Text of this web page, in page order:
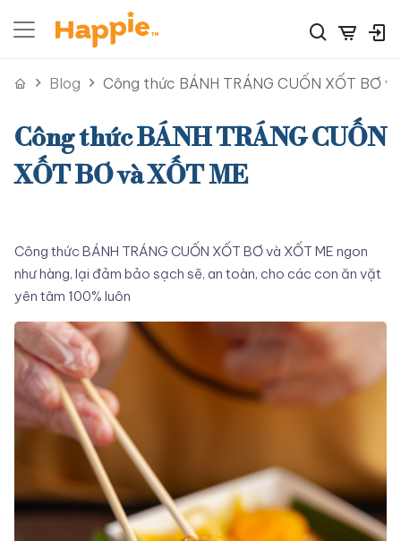
Blog Công thức BÁNH TRÁNG CUỐN XỐT BƠ
Công thức BÁNH TRÁNG CUỐN
XỐT BƠ và XỐT ME
Công thức BÁNH TRÁNG CUỐN XỐT BƠ và XỐT ME ngon
như hàng, lại đảm bảo sạch sẽ, an toàn, cho các con ăn vặt
yên tâm 100% luôn